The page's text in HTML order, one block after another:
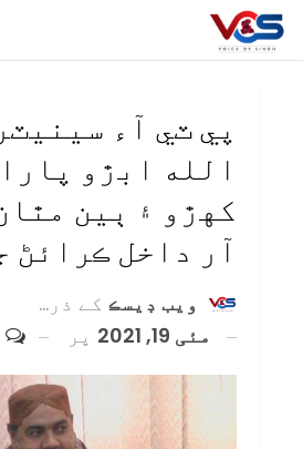
پي ٽي آء
الله ابڙو
کهڙو ۽ ٻين
آر داخل ڪرائڻ
ويب ڊيسڪ کے ذریعہ
مئی 19, 2021
پر